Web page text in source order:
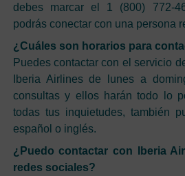
debes marcar el 1 (800) 772-
podrás conectar con una persona
¿Cuáles son horarios para
Puedes contactar con el servicio
Iberia Airlines de lunes a
consultas y ellos harán todo lo
todas tus inquietudes, también
español o inglés.
¿Puedo contactar con Iberia
redes sociales?